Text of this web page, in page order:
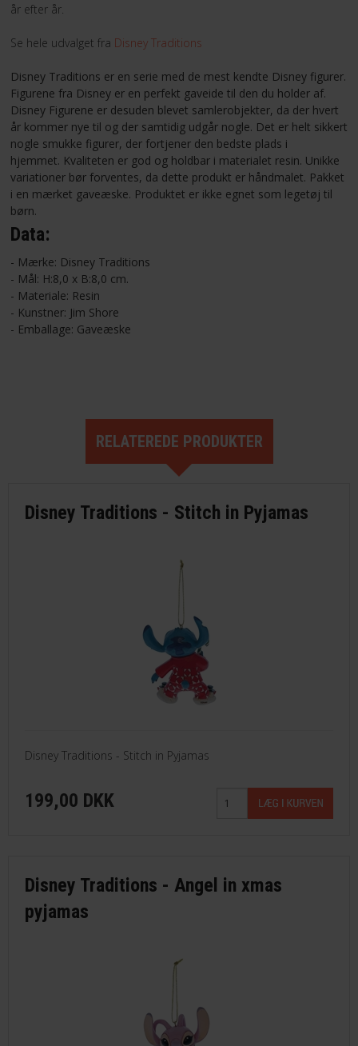
år efter år.
Se hele udvalget fra Disney Traditions
Disney Traditions er en serie med de mest kendte Disney figurer.
Figurene fra Disney er en perfekt gaveide til den du holder af.
Disney Figurene er desuden blevet samlerobjekter, da der hvert
år kommer nye til og der samtidig udgår nogle. Det er helt sikkert
nogle smukke figurer, der fortjener den bedste plads i
hjemmet. Kvaliteten er god og holdbar i materialet resin. Unikke
variationer bør forventes, da dette produkt er håndmalet. Pakket
i en mærket gaveæske. Produktet er ikke egnet som legetøj til
børn.
Data:
- Mærke: Disney Traditions
- Mål: H:8,0 x B:8,0 cm.
- Materiale: Resin
- Kunstner: Jim Shore
- Emballage: Gaveæske
RELATEREDE PRODUKTER
Disney Traditions - Stitch in Pyjamas
Disney Traditions - Stitch in Pyjamas
199,00 DKK
Disney Traditions - Angel in xmas
pyjamas